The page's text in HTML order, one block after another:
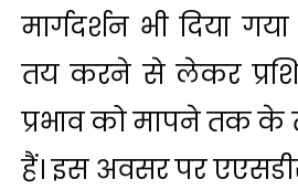
मार्गदर्शन भी दिया
तय करने से लेकर
प्रभाव को मापने तक के
हैं। इस अवसर पर